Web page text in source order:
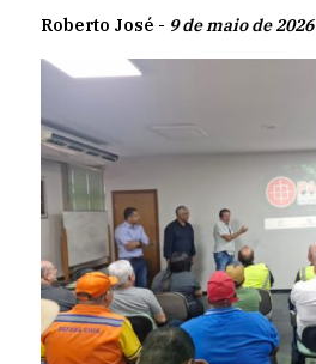
Roberto José - 9 de maio de 2026